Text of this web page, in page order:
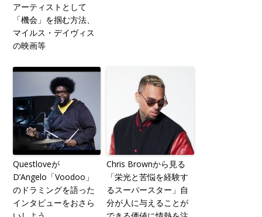
アーティストとして
「機会」を掴む方法、
マイルス・デイヴィス
の映画等
Questloveが
D’Angelo「Voodoo」
のドラミングを語った
インタビューをおさら
Chris Brownから見る
「栄光と苦悩を経験す
るスーパースター」自
分が人に与えることが